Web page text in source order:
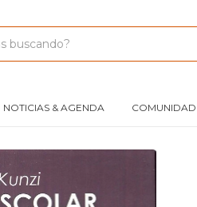
NOTICIAS & AGENDA COMUNIDAD